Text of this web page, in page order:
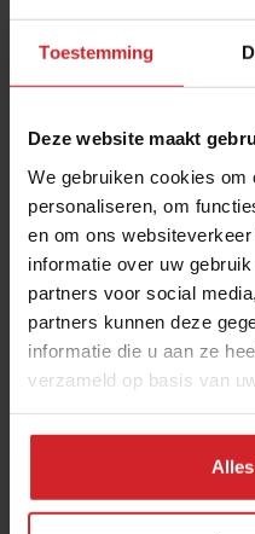
Toestemming
Deze website maakt
We gebruiken cookies
personaliseren, om
en om ons
informatie over uw
partners voor social
partners kunnen deze
informatie die u aan ze
verzameld op basis van
Wijn-spijs combinaties